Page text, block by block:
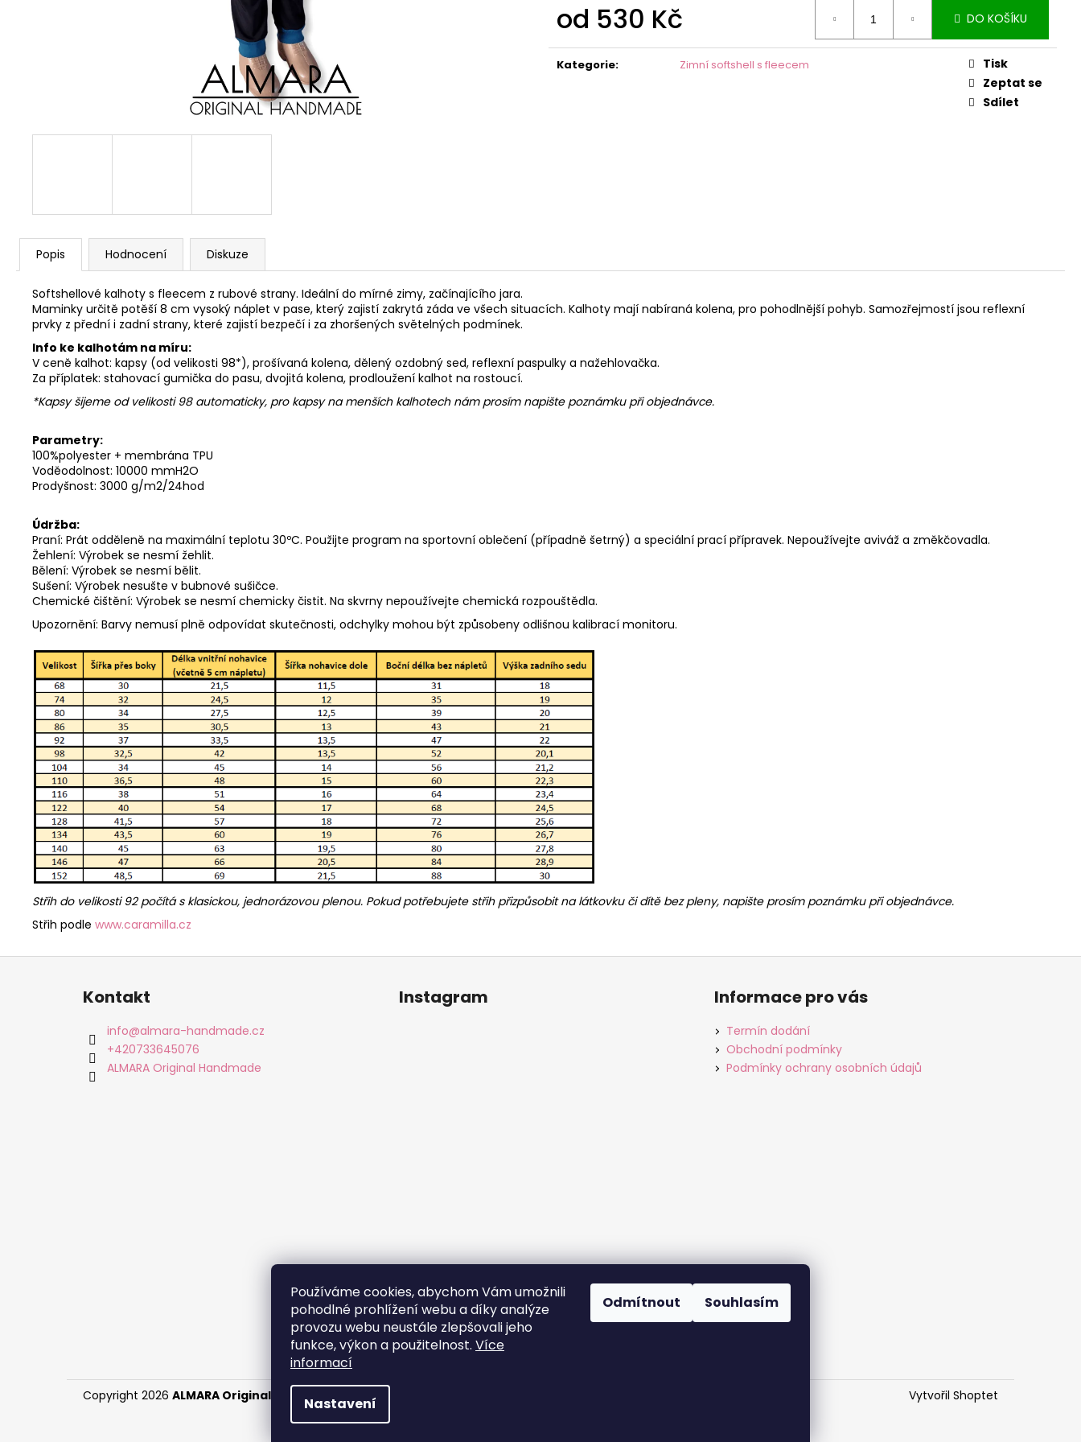
Používáme cookies, abychom Vám umožnili
pohodlné prohlížení webu a díky analýze
provozu webu neustále zlepšovali jeho
funkce, výkon a použitelnost. Více
informací
Nastavení
Odmítnout Souhlasím
od 530 Kč
cena:
DO KOŠÍKU
Kategorie: Zimní softshell s fleecem
Tisk
Zeptat se
Sdílet
Popis Hodnocení Diskuze
Softshellové kalhoty s fleecem z rubové strany. Ideální do mírné zimy, začínajícího jara.
Maminky určitě potěší 8 cm vysoký náplet v pase, který zajistí zakrytá záda ve všech situacích. Kalhoty mají nabíraná kolena, pro pohodlnější pohyb. Samozřejmostí jsou reflexní
prvky z přední i zadní strany, které zajistí bezpečí i za zhoršených světelných podmínek.
Info ke kalhotám na míru:
V ceně kalhot: kapsy (od velikosti 98*), prošívaná kolena, dělený ozdobný sed, reflexní paspulky a nažehlovačka.
Za příplatek: stahovací gumička do pasu, dvojitá kolena, prodloužení kalhot na rostoucí.
*Kapsy šijeme od velikosti 98 automaticky, pro kapsy na menších kalhotech nám prosím napište poznámku při objednávce.
Parametry:
100%polyester + membrána TPU
Voděodolnost: 10000 mmH2O
Prodyšnost: 3000 g/m2/24hod
Údržba:
Praní: Prát odděleně na maximální teplotu 30ºC. Použijte program na sportovní oblečení (případně šetrný) a speciální prací přípravek. Nepoužívejte aviváž a změkčovadla.
Žehlení: Výrobek se nesmí žehlit.
Bělení: Výrobek se nesmí bělit.
Sušení: Výrobek nesušte v bubnové sušičce.
Chemické čištění: Výrobek se nesmí chemicky čistit. Na skvrny nepoužívejte chemická rozpouštědla.
Upozornění: Barvy nemusí plně odpovídat skutečnosti, odchylky mohou být způsobeny odlišnou kalibrací monitoru.
Střih do velikosti 92 počítá s klasickou, jednorázovou plenou. Pokud potřebujete střih přizpůsobit na látkovku či dítě bez pleny, napište prosím poznámku při objednávce.
Střih podle www.caramilla.cz
Kontakt
info@almara-handmade.cz
+420733645076
ALMARA Original Handmade
Instagram
Sledovat na Instagramu
Informace pro vás
Termín dodání
Obchodní podmínky
Podmínky ochrany osobních údajů
Instagram
Vytvořil Shoptet
Copyright 2026 ALMARA Original Handmade . Všechna práva vyhrazena.